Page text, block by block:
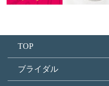
TOP
ブライダル